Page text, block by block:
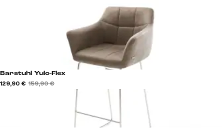
Barstuhl Yulo-Flex
129,90 € 159,90 €